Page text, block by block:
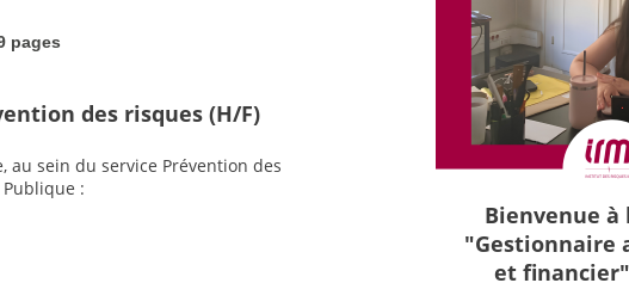
pages
des risques (H/F)
au sein du service Prévention des
:
Bienvenue
"Gestionnaire
et